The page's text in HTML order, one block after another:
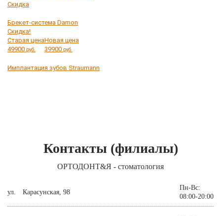
Скидка
Брекет-система Damon
Скидка!
Старая цена
49900 руб.
Новая цена
39900 руб.
Имплантация зубов Straumann
Контакты (филиалы)
ОРТОДОНТ&Я - стоматология
ул. Карасунская, 98
Пн-Вс:
08:00-20:00